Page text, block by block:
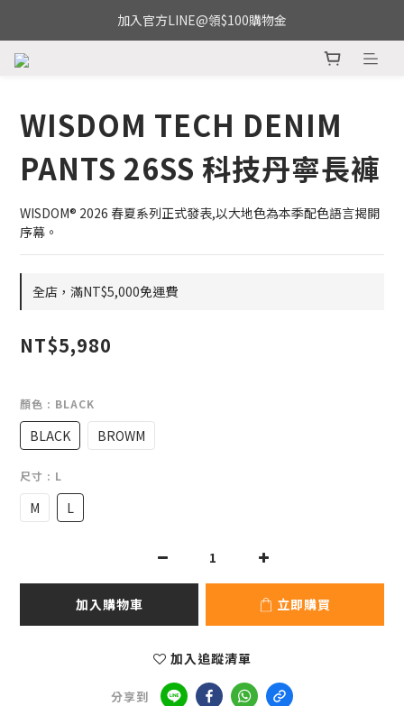
加入官方LINE@領$100購物金
WISDOM TECH DENIM
PANTS 26SS 科技丹寧長褲
WISDOM® 2026 春夏系列正式發表,以大地色為本季配色語言揭開
序幕。
全店，滿NT$5,000免運費
NT$5,980
顏色 : BLACK
BLACK BROWM
尺寸 : L
M L
加入購物車 立即購買
加入追蹤清單
分享到